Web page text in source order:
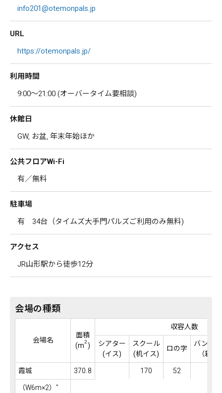
info201@otemonpals.jp
URL
https://otemonpals.jp/
利用時間
9:00～21:00 (オーバータイム要相談)
休館日
GW, お盆, 年末年始ほか
公共フロアWi-Fi
有／無料
駐車場
有 34台（タイムズ大手門パルズご利用のみ無料)
アクセス
JR山形駅から徒歩12分
会場の種類
会場名
面積
(m
2
)
収容人数
シアター
(イス)
スクール
(机イス)
ロの字
バンケ
（着席
霞城 370.8 170 52
（W6m×2）"